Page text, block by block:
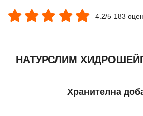
4.2/5 183
НАТУРСЛИМ ХИДРОШЕЙП
Хранителна